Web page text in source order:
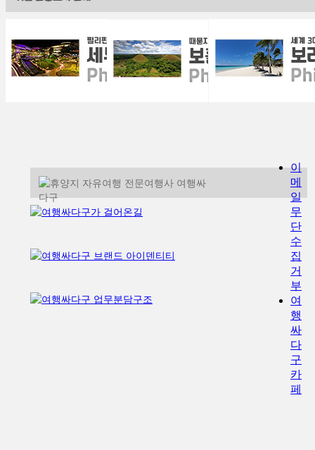
이
메
일
무
단
수
집
거
부
여
행
싸
다
구
카
페